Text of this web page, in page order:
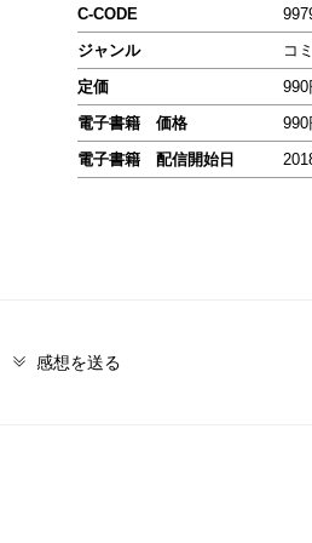
C-CODE
ジャンル
コ
定価
990
電子書籍 価格
990
電子書籍 配信開始日
感想を送る